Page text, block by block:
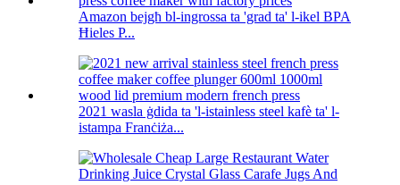
Amazon bejgħ bl-ingrossa ta 'grad ta' l-ikel BPA
Ħieles P...
2021 wasla ġdida ta 'l-istainless steel kafè ta' l-
istampa Franċiża...